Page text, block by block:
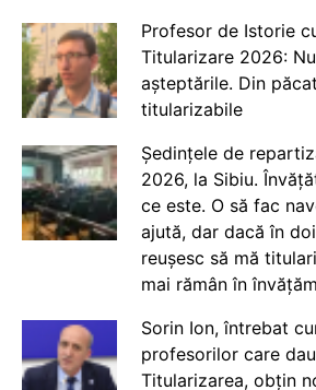
Profesor de Istorie
Titularizare 2026:
așteptările. Din
titularizabile
Ședințele de
2026, la Sibiu.
ce este. O să fac
ajută, dar dacă în
reușesc să mă
mai rămân în
Sorin Ion, întrebat
profesorilor care
Titularizarea, obțin